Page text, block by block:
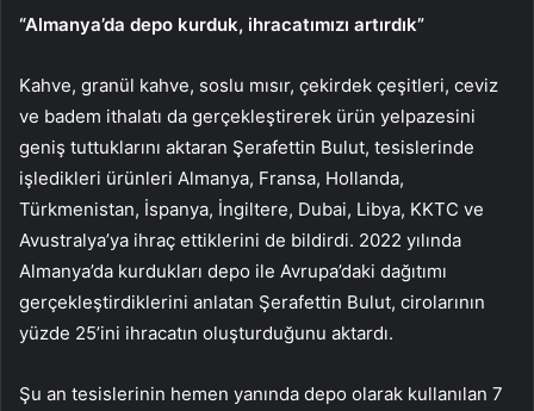
“Almanya’da depo kurduk, ihracatımızı artırdık”
Kahve, granül kahve, soslu mısır, çekirdek çeşitleri, ceviz
ve badem ithalatı da gerçekleştirerek ürün yelpazesini
geniş tuttuklarını aktaran Şerafettin Bulut, tesislerinde
işledikleri ürünleri Almanya, Fransa, Hollanda,
Türkmenistan, İspanya, İngiltere, Dubai, Libya, KKTC ve
Avustralya’ya ihraç ettiklerini de bildirdi. 2022 yılında
Almanya’da kurdukları depo ile Avrupa’daki dağıtımı
gerçekleştirdiklerini anlatan Şerafettin Bulut, cirolarının
yüzde 25’ini ihracatın oluşturduğunu aktardı.
Şu an tesislerinin hemen yanında depo olarak kullanılan 7